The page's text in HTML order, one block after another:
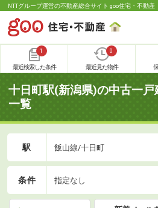
NTTグループ運営の不動産総合サイト goo住宅・不動産
1
最近検索した条件
0
最近見た物件
十日町駅(新潟県)の中古一
一覧
駅 飯山線/十日町
条件 指定なし